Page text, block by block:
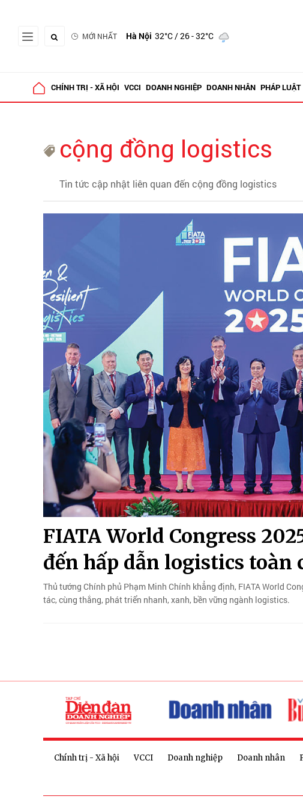
MỚI NHẤT Hà Nội 32°C/ 26 - 32°C
CHÍNH TRỊ - XÃ HỘI VCCI DOANH NGHIỆP DOANH NHÂN PHÁP LUẬT
cộng đồng logistics
Tin tức cập nhật liên quan đến cộng đồng logistics
FIATA World Congress
đến hấp dẫn logistics toàn
Thủ tướng Chính phủ Phạm Minh Chính khẳng định, FIATA World
tác, cùng thắng, phát triển nhanh, xanh, bền vững ngành logistics.
Chính trị - Xã hội VCCI Doanh nghiệp Doanh nhân